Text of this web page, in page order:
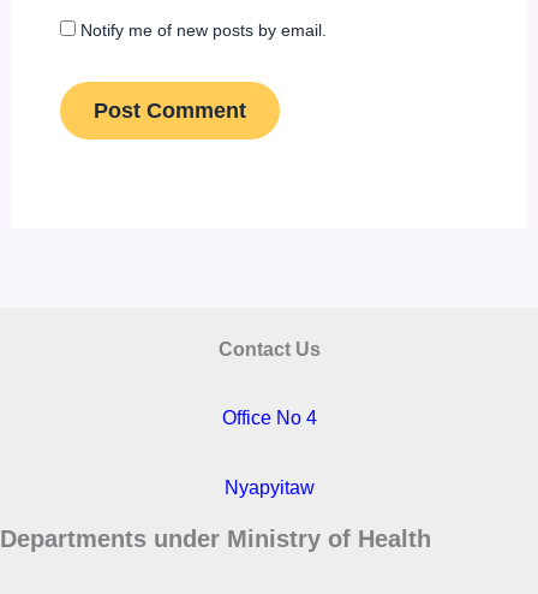
Notify me of new posts by email.
Contact Us
Office No 4
Nyapyitaw
Departments under Ministry of Health